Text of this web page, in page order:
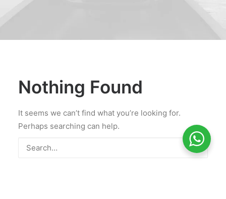
Nothing Found
It seems we can’t find what you’re looking for.
Perhaps searching can help.